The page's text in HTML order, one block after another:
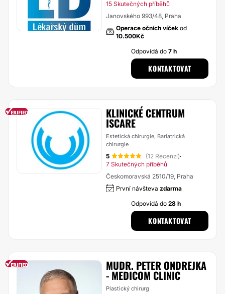
15 Skutečných příběhů
Janovského 993/48, Praha
Operace očních víček od
10.500Kč
Odpovídá do7 h
KONTAKTOVAT
KLINICKÉ CENTRUM
ISCARE
Estetická chirurgie, Bariatrická
chirurgie
5 (12 Recenzí)·
7 Skutečných příběhů
Českomoravská 2510/19, Praha
První návšteva zdarma
Odpovídá do28 h
KONTAKTOVAT
MUDR. PETER ONDREJKA
- MEDICOM CLINIC
Plastický chirurg